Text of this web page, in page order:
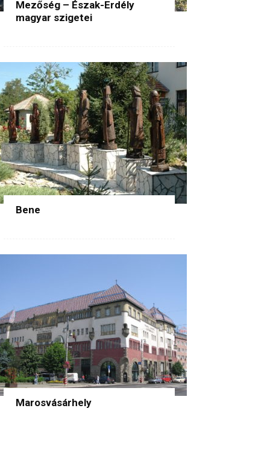
Mezőség – Észak-Erdély
magyar szigetei
Bene
Marosvásárhely